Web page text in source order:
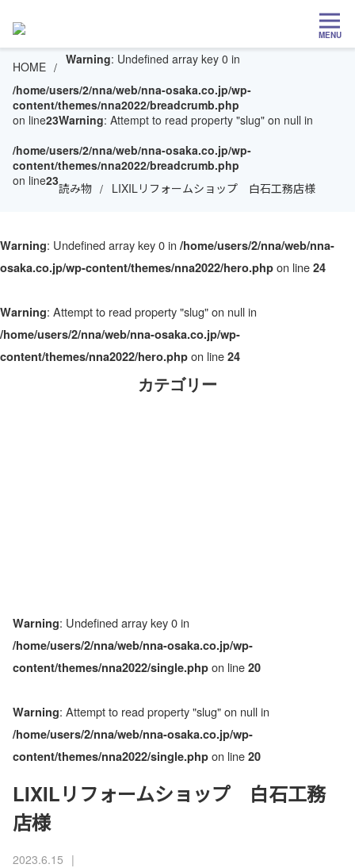
MENU
HOME Warning: Undefined array key 0 in
/home/users/2/nna/web/nna-osaka.co.jp/wp-
content/themes/nna2022/breadcrumb.php
on line23Warning: Attempt to read property "slug" on null in
/home/users/2/nna/web/nna-osaka.co.jp/wp-
content/themes/nna2022/breadcrumb.php
on line23読み物 LIXILリフォームショップ 白石工務店様
Warning: Undefined array key 0 in /home/users/2/nna/web/nna-
osaka.co.jp/wp-content/themes/nna2022/hero.php on line 24
Warning: Attempt to read property "slug" on null in
/home/users/2/nna/web/nna-osaka.co.jp/wp-
content/themes/nna2022/hero.php on line 24
カテゴリー
Warning: Undefined array key 0 in
/home/users/2/nna/web/nna-osaka.co.jp/wp-
content/themes/nna2022/single.php on line 20
Warning: Attempt to read property "slug" on null in
/home/users/2/nna/web/nna-osaka.co.jp/wp-
content/themes/nna2022/single.php on line 20
LIXILリフォームショップ 白石工務
店様
2023.6.15 |